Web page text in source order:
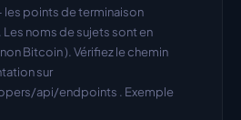
les points de terminaison
noms de sujets sont en
Bitcoin ). Vérifiez le chemin
sur
api/endpoints . Exemple